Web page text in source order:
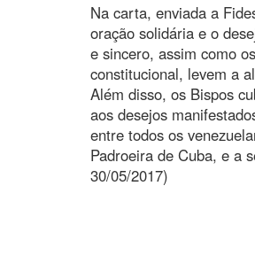
Na carta, enviada a
oração solidária e o
e sincero, assim como
constitucional, levem a
Além disso, os Bispos
aos desejos
entre todos os
Padroeira de Cuba, e a
30/05/2017)